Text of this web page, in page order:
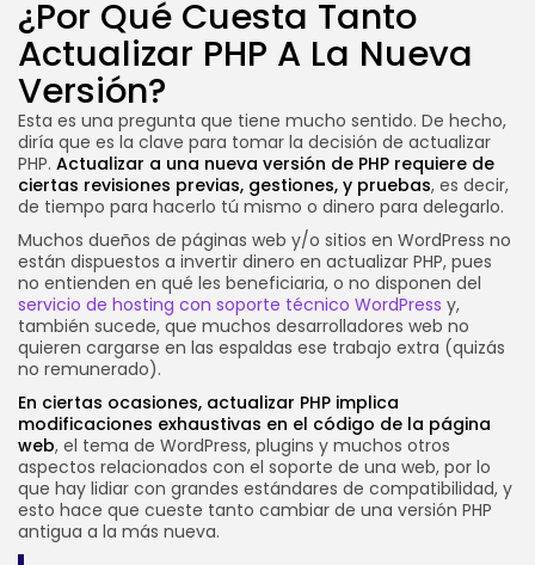
¿Por Qué Cuesta Tanto
Actualizar PHP A La Nueva
Versión?
Esta es una pregunta que tiene mucho sentido. De hecho,
diría que es la clave para tomar la decisión de actualizar
PHP. Actualizar a una nueva versión de PHP requiere de
ciertas revisiones previas, gestiones, y pruebas, es decir,
de tiempo para hacerlo tú mismo o dinero para delegarlo.
Muchos dueños de páginas web y/o sitios en WordPress no
están dispuestos a invertir dinero en actualizar PHP, pues
no entienden en qué les beneficiaria, o no disponen del
servicio de hosting con soporte técnico WordPress y,
también sucede, que muchos desarrolladores web no
quieren cargarse en las espaldas ese trabajo extra (quizás
no remunerado).
En ciertas ocasiones, actualizar PHP implica
modificaciones exhaustivas en el código de la página
web, el tema de WordPress, plugins y muchos otros
aspectos relacionados con el soporte de una web, por lo
que hay lidiar con grandes estándares de compatibilidad, y
esto hace que cueste tanto cambiar de una versión PHP
antigua a la más nueva.